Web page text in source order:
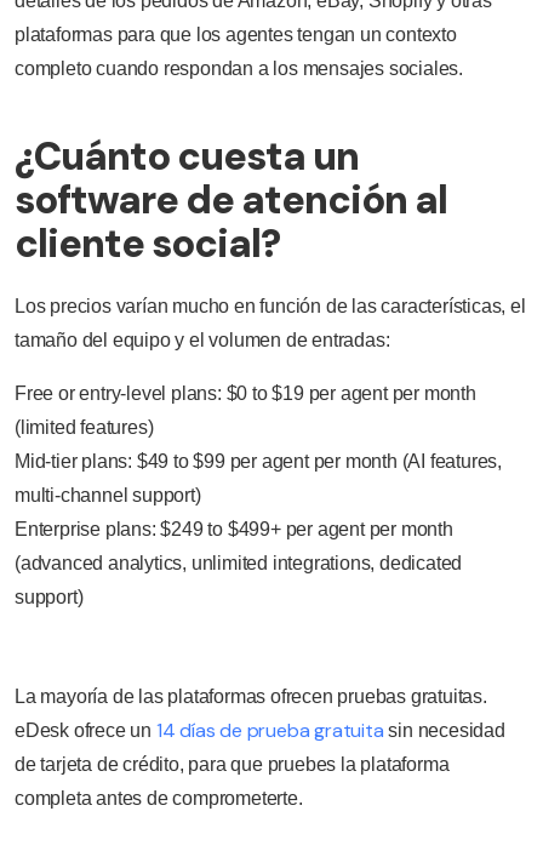
plataformas para que los agentes tengan un contexto
completo cuando respondan a los mensajes sociales.
¿Cuánto cuesta un
software de atención al
cliente social?
Los precios varían mucho en función de las características, el
tamaño del equipo y el volumen de entradas:
Free or entry-level plans: $0 to $19 per agent per month
(limited features)
Mid-tier plans: $49 to $99 per agent per month (AI features,
multi-channel support)
Enterprise plans: $249 to $499+ per agent per month
(advanced analytics, unlimited integrations, dedicated
support)
La mayoría de las plataformas ofrecen pruebas gratuitas.
eDesk ofrece un 14 días de prueba gratuita sin necesidad
de tarjeta de crédito, para que pruebes la plataforma
completa antes de comprometerte.